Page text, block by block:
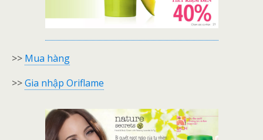
>> Mua hàng
>>Gia nhập Oriflame